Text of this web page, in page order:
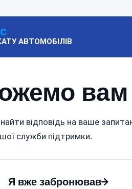
АВТОМОБІЛІВ
вам
відповідь на ваше
служби підтримки.
Я вже забронював